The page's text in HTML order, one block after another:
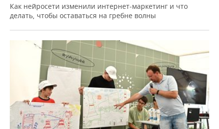
Как нейросети изменили интернет-маркетинг и что
делать, чтобы оставаться на гребне волны